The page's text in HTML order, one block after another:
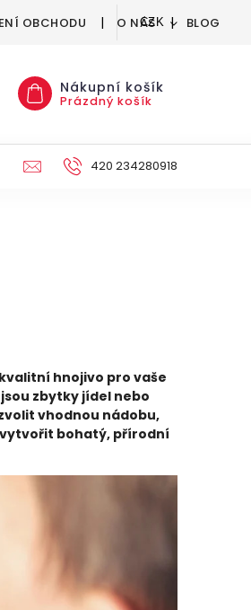
OBCHODU O NÁS BLOG
CZK
Nákupní košík
Prázdný košík
DEKORACE
420 234280918
hnojivo pro vaše
zbytky jídel nebo
vhodnou nádobu,
bohatý, přírodní